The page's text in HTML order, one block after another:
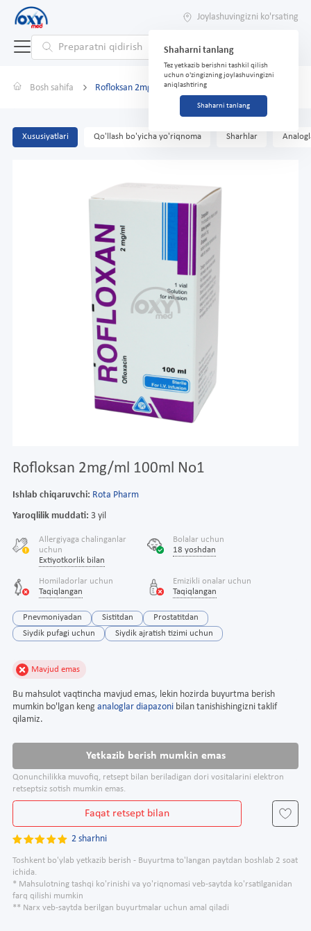
Joylashuvingizni ko'rsating
Shaharni tanlang
Tez yetkazib berishni tashkil qilish
uchun o'zingizning joylashuvingizni
aniqlashtiring
Shaharni tanlang
Bosh sahifa Rofloksan 2mg/ml 100ml No1
Xususiyatlari Qo'llash bo'yicha yo'riqnoma Sharhlar
Rofloksan 2mg/ml 100ml No1
Ishlab chiqaruvchi: Rota Pharm
Yaroqlilik muddati: 3 yil
Allergiyaga chalinganlar
uchun
Extiyotkorlik bilan
Bolalar uchun
18 yoshdan
Homiladorlar uchun
Taqiqlangan
Emizikli onalar uchun
Taqiqlangan
Pnevmoniyadan Sistitdan
Prostatitdan
Siydik pufagi uchun
Siydik ajratish tizimi uchun
Mavjud emas
Bu mahsulot vaqtincha mavjud emas, lekin hozirda buyurtma berish
mumkin bo'lgan keng analoglar diapazoni bilan tanishishingizni taklif
qilamiz.
Yetkazib berish mumkin emas
Qonunchilikka muvofiq, retsept bilan beriladigan dori vositalarini elektron
retseptsiz sotish mumkin emas.
Faqat retsept bilan
2 sharhni
Toshkent bo'ylab yetkazib berish - Buyurtma to'langan paytdan boshlab 2 soat
ichida.
* Mahsulotning tashqi ko'rinishi va yo'riqnomasi veb-saytda ko'rsatilganidan
farq qilishi mumkin
** Narx veb-saytda berilgan buyurtmalar uchun amal qiladi